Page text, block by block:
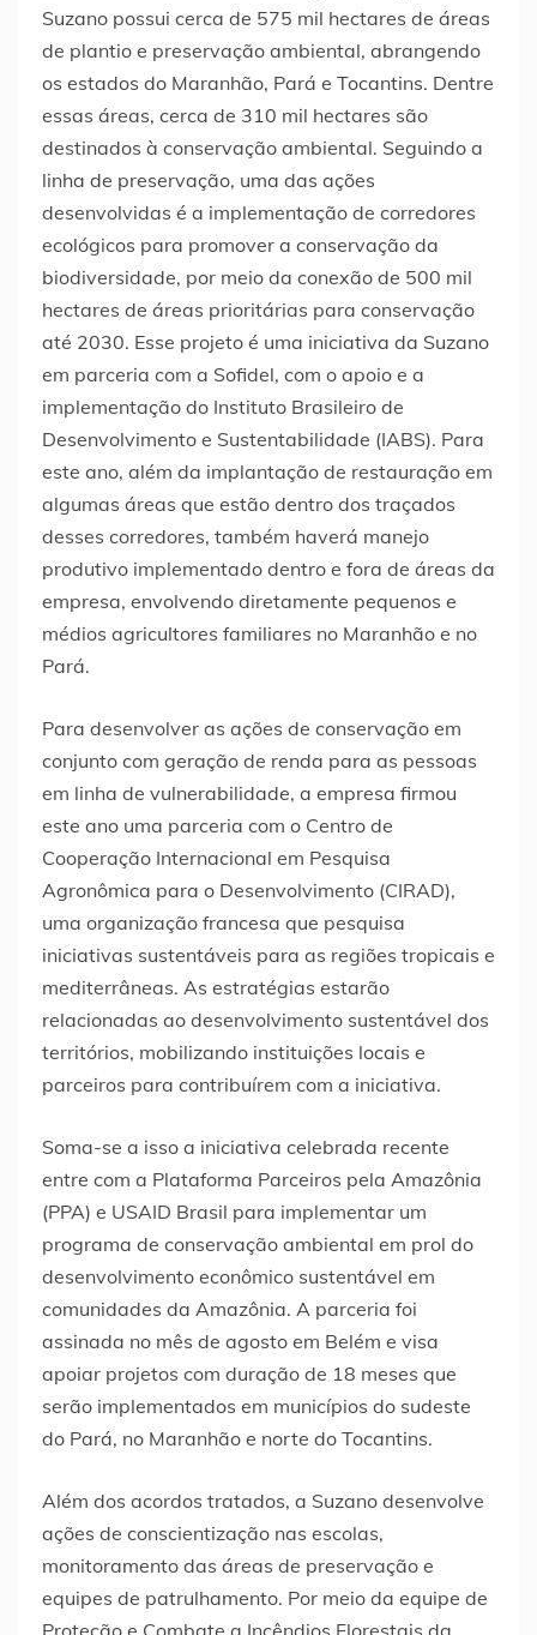
Suzano possui cerca de 575 mil hectares de áreas
de plantio e preservação ambiental, abrangendo
os estados do Maranhão, Pará e Tocantins. Dentre
essas áreas, cerca de 310 mil hectares são
destinados à conservação ambiental. Seguindo a
linha de preservação, uma das ações
desenvolvidas é a implementação de corredores
ecológicos para promover a conservação da
biodiversidade, por meio da conexão de 500 mil
hectares de áreas prioritárias para conservação
até 2030. Esse projeto é uma iniciativa da Suzano
em parceria com a Sofidel, com o apoio e a
implementação do Instituto Brasileiro de
Desenvolvimento e Sustentabilidade (IABS). Para
este ano, além da implantação de restauração em
algumas áreas que estão dentro dos traçados
desses corredores, também haverá manejo
produtivo implementado dentro e fora de áreas da
empresa, envolvendo diretamente pequenos e
médios agricultores familiares no Maranhão e no
Pará.
Para desenvolver as ações de conservação em
conjunto com geração de renda para as pessoas
em linha de vulnerabilidade, a empresa firmou
este ano uma parceria com o Centro de
Cooperação Internacional em Pesquisa
Agronômica para o Desenvolvimento (CIRAD),
uma organização francesa que pesquisa
iniciativas sustentáveis para as regiões tropicais e
mediterrâneas. As estratégias estarão
relacionadas ao desenvolvimento sustentável dos
territórios, mobilizando instituições locais e
parceiros para contribuírem com a iniciativa.
Soma-se a isso a iniciativa celebrada recente
entre com a Plataforma Parceiros pela Amazônia
(PPA) e USAID Brasil para implementar um
programa de conservação ambiental em prol do
desenvolvimento econômico sustentável em
comunidades da Amazônia. A parceria foi
assinada no mês de agosto em Belém e visa
apoiar projetos com duração de 18 meses que
serão implementados em municípios do sudeste
do Pará, no Maranhão e norte do Tocantins.
Além dos acordos tratados, a Suzano desenvolve
ações de conscientização nas escolas,
monitoramento das áreas de preservação e
equipes de patrulhamento. Por meio da equipe de